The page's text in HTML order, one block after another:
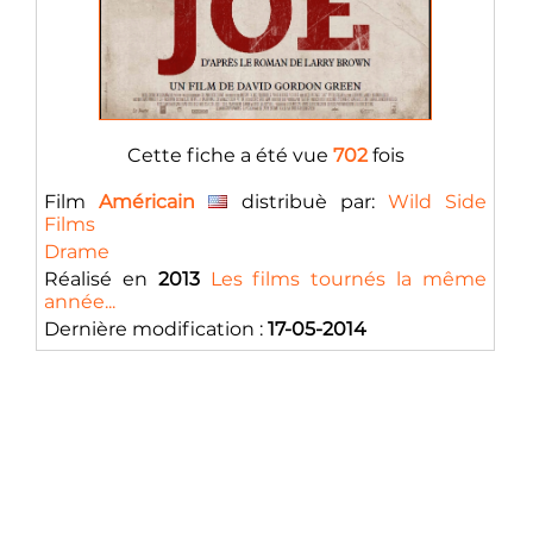
Cette fiche a été vue 702fois
FilmAméricain distribuè par: Wild Side
Films
Drame
Réalisé en 2013 Les films tournés la même
année...
Dernière modification : 17-05-2014